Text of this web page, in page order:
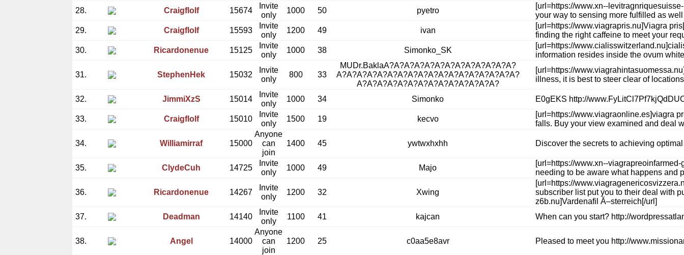
28. Craigflolf 15674
Invite
only
1000 50 pyetro
[url=https://www.xn--
your way to sensing more fulfilled as
29.
Craigflolf 15593
Invite
only
1200 49 ivan
[url=https://www.viagrapris.nu]Viagra
finding the right caffeine to meet your
30.
Ricardonenue 15125
Invite
only
1000 38 Simonko_SK
[url=https://
information resides inside the ovum
31. StephenHek 15032
Invite
only
800 33
MUDr.BaklaA?A?A?A?A?A?A?A?A?A?A?A?A?
A?A?A?A?A?A?A?A?A?A?A?A?A?A?A?A?A?A?
A?A?A?A?A?A?A?A?A?A?A?A?A?A?
[url=https://
illness, it is best to steer clear of
32. JimmiXzS 15014
Invite
only
1000 34 Simonko E0gEKS http://
33. Craigflolf 15010
Invite
only
1500 19 kecvo
[url=https://www.viagraonline.es]viagra
falls. Buy your view examined and deal
34. Williamirraf 15000
Anyone
can
join
1400 45 ywtwxhxhh Discover the secrets to achieving
35. ClydeCuh 14725
Invite
only
1000 49 Majo
[url=https://www.xn--
needing to be aware what happens and
36. Ricardonenue 14267
Invite
only
1200 32 Xwing
[url=https://
subscriber list put you to their deal with
z6b.nu]Vardenafil Ă–sterreich[/url]
37.
Deadman 14140
Invite
only
1100 41 kajcan When can you start? http://
38. Angel 14000
Anyone
can
join
1200 25 c0aa5e8avr Pleased to meet you http://